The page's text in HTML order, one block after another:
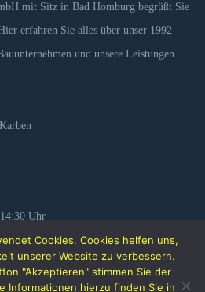
mit Sitz in Bad Homburg begrüßt Sie
erfahren Sie alles über unser 1992
und unsere Leistungen.
Uhr
Cookies. Cookies helfen uns,
unserer Website zu verbessern.
"Akzeptieren" stimmen Sie der
Informationen hierzu finden Sie in